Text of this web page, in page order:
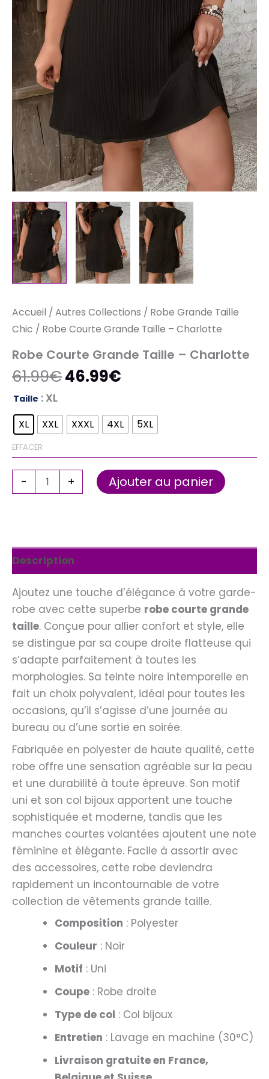
Accueil / Autres Collections / Robe Grande Taille
Chic / Robe Courte Grande Taille – Charlotte
Robe Courte Grande Taille – Charlotte
61.99€46.99€
Taille : XL
XL XXL XXXL 4XL 5XL
EFFACER
- + Ajouter au panier
Description
Ajoutez une touche d’élégance à votre garde-
robe avec cette superbe robe courte grande
taille. Conçue pour allier confort et style, elle
se distingue par sa coupe droite flatteuse qui
s’adapte parfaitement à toutes les
morphologies. Sa teinte noire intemporelle en
fait un choix polyvalent, idéal pour toutes les
occasions, qu’il s’agisse d’une journée au
bureau ou d’une sortie en soirée.
Fabriquée en polyester de haute qualité, cette
robe offre une sensation agréable sur la peau
et une durabilité à toute épreuve. Son motif
uni et son col bijoux apportent une touche
sophistiquée et moderne, tandis que les
manches courtes volantées ajoutent une note
féminine et élégante. Facile à assortir avec
des accessoires, cette robe deviendra
rapidement un incontournable de votre
collection de vêtements grande taille.
Composition : Polyester
Couleur : Noir
Motif : Uni
Coupe : Robe droite
Type de col : Col bijoux
Entretien : Lavage en machine (30°C)
Livraison gratuite en France,